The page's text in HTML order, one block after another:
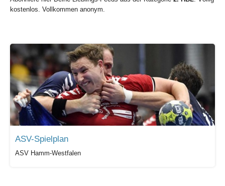
kostenlos. Vollkommen anonym.
ASV-Spielplan
ASV Hamm-Westfalen